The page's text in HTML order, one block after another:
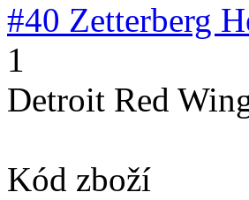
#40 Zetterberg
1
Detroit Red
Kód zboží